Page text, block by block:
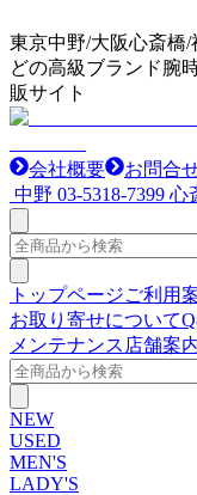
東京中野/大阪心斎橋
どの高級ブランド腕
販サイト
会社概要
お問合
中野 03-5318-7399 心
トップページご利用
お取り寄せについて
メンテナンス 店舗案
NEW
USED
MEN'S
LADY'S